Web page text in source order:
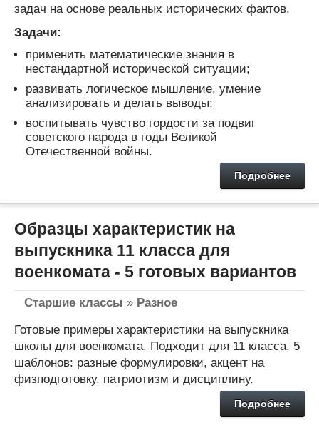
задач на основе реальных исторических фактов.
Задачи:
применить математические знания в
нестандартной исторической ситуации;
развивать логическое мышление, умение
анализировать и делать выводы;
воспитывать чувство гордости за подвиг
советского народа в годы Великой
Отечественной войны.
Подробнее
Образцы характеристик на
выпускника 11 класса для
военкомата - 5 готовых вариантов
Старшие классы » Разное
Готовые примеры характеристики на выпускника
школы для военкомата. Подходит для 11 класса. 5
шаблонов: разные формулировки, акцент на
физподготовку, патриотизм и дисциплину.
Подробнее